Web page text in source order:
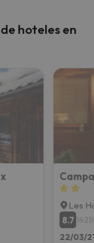
hoteles en
Les
8.7
22/03/